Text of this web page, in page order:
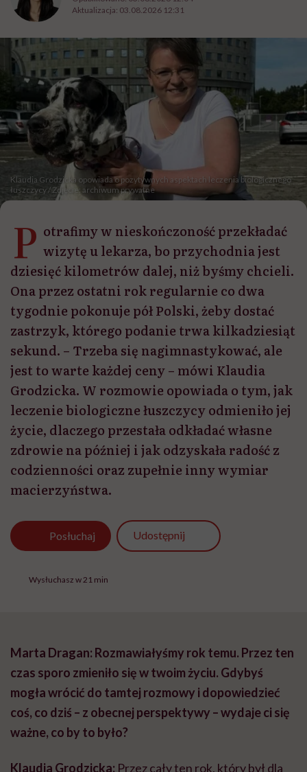
Aktualizacja: 03.08.2026 12:31
Klaudia Grodzicka opowiada o pozytywnych aspektach leczenia biologicznego
łuszczycy / Zdjęcie: archiwum prywatne
P otrafimy w nieskończoność przekładać
wizytę u lekarza, bo przychodnia jest
dziesięć kilometrów dalej, niż byśmy chcieli.
Ona przez ostatni rok regularnie co dwa
tygodnie pokonuje pół Polski, żeby dostać
zastrzyk, którego podanie trwa kilkadziesiąt
sekund. – Trzeba się nagimnastykować, ale
jest to warte każdej ceny – mówi Klaudia
Grodzicka. W rozmowie opowiada o tym, jak
leczenie biologiczne łuszczycy odmieniło jej
życie, dlaczego przestała odkładać własne
zdrowie na później i jak odzyskała radość z
codzienności oraz zupełnie inny wymiar
macierzyństwa.
Posłuchaj Udostępnij
Wysłuchasz w 21 min
Marta Dragan: Rozmawiałyśmy rok temu. Przez ten
czas sporo zmieniło się w twoim życiu. Gdybyś
mogła wrócić do tamtej rozmowy i dopowiedzieć
coś, co dziś – z obecnej perspektywy – wydaje ci się
ważne, co by to było?
Klaudia Grodzicka: Przez cały ten rok, który był dla